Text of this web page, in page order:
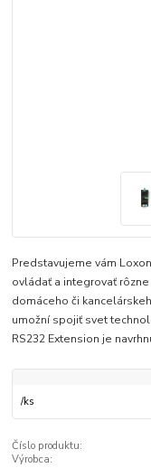
Predstavujeme vám
ovládať a integrovať
domáceho či
umožní spojiť svet
RS232 Extension je
/ks
Číslo produktu:
Výrobca: